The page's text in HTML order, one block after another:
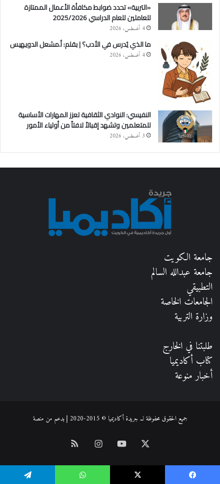
«التربية» تحدد ضوابط مكافأة الأعمال الممتازة
للعاملين للعام الدراسي 2025/2026
4 أغسطس، 2026
ما الذي يُدرس في الأدب؟ | بقلم: أ.مشعل الدويهيس
4 أغسطس، 2026
النفيسي: النوادي الثقافية تعزز المهارات الأساسية
للمتعلمين وتشهد إقبالاً لافتاً من أولياء الأمور
3 أغسطس، 2026
جامعة الكويت
جامعة عبدالله السالم
التطبيقي
الجامعات الخاصة
وزارة التربية
طلبتنا في الخارج
كتاب أكاديميا
أخبار منوعة
جميع الحقوق محفوظة لــ جريدة أكاديميا © 2015-2020 | بدعم من منصة
‫YouTube انستقرام
الموقع